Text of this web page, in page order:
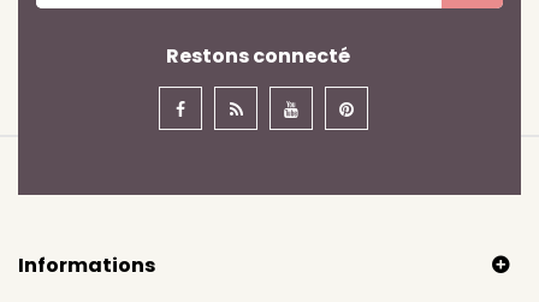
Restons connecté
Informations